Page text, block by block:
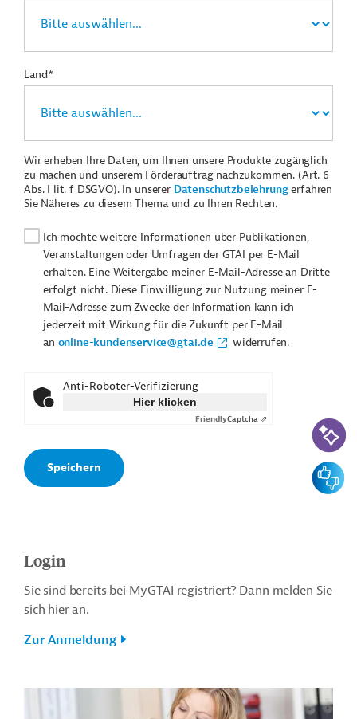
Land*
Wir erheben Ihre Daten, um Ihnen unsere Produkte zugänglich
zu machen und unserem Förderauftrag nachzukommen. (Art. 6
Abs. I lit. f DSGVO). In unserer Datenschutzbelehrungerfahren
Sie Näheres zu diesem Thema und zu Ihren Rechten.
Ich möchte weitere Informationen über Publikationen,
Veranstaltungen oder Umfragen der GTAI per E-Mail
erhalten. Eine Weitergabe meiner E-Mail-Adresse an Dritte
erfolgt nicht. Diese Einwilligung zur Nutzung meiner E-
Mail-Adresse zum Zwecke der Information kann ich
jederzeit mit Wirkung für die Zukunft per E-Mail
an online-kundenservice@gtai.de widerrufen.
Anti-Roboter-Verifizierung
Hier klicken
FriendlyCaptcha ⇗
Login
Sie sind bereits bei MyGTAI registriert? Dann melden Sie
sich hier an.
Zur Anmeldung
KI-